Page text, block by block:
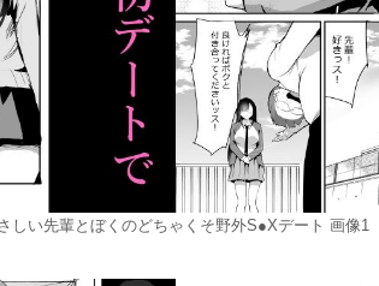
しい先輩とぼくのどちゃくそ野外S●Xデート 画像1